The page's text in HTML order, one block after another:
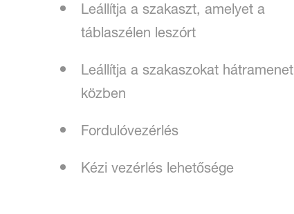
Leállítja a szakaszt, amelyet a
táblaszélen leszórt
Leállítja a szakaszokat hátramenet
közben
Fordulóvezérlés
Kézi vezérlés lehetősége